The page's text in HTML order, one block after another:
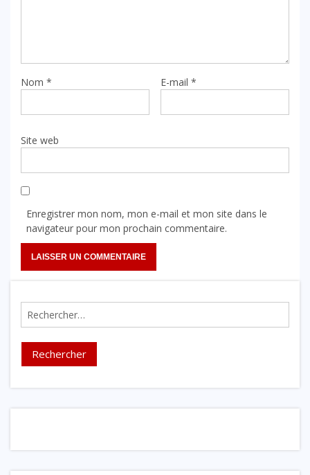
Nom * E-mail *
Site web
Enregistrer mon nom, mon e-mail et mon site dans le
navigateur pour mon prochain commentaire.
Rechercher :